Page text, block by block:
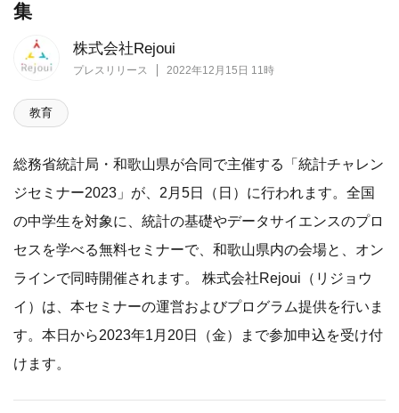
株式会社Rejoui
プレスリリース 2022年12月15日 11時
集
教育
総務省統計局・和歌山県が合同で主催する「統計チャレン
ジセミナー2023」が、2月5日（日）に行われます。全国
の中学生を対象に、統計の基礎やデータサイエンスのプロ
セスを学べる無料セミナーで、和歌山県内の会場と、オン
ラインで同時開催されます。 株式会社Rejoui（リジョウ
イ）は、本セミナーの運営およびプログラム提供を行いま
す。本日から2023年1月20日（金）まで参加申込を受け付
けます。